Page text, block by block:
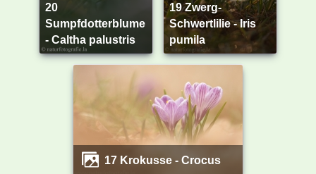
20
Sumpfdotterblume
- Caltha palustris
19 Zwerg-
Schwertlilie - Iris
pumila
17 Krokusse - Crocus